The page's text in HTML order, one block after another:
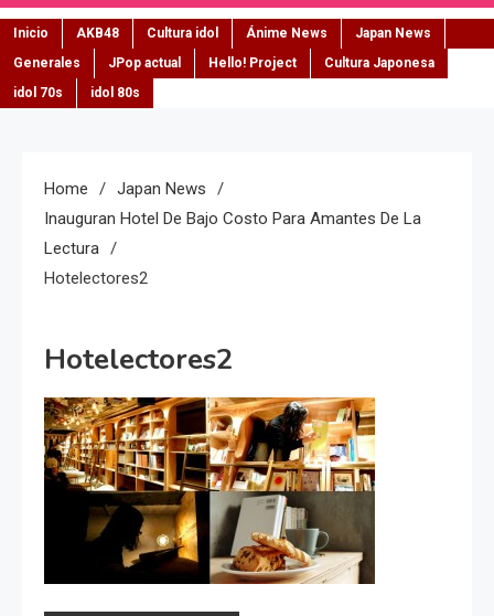
Inicio AKB48 Cultura idol Ánime News
Japan News
Generales
JPop actual Hello! Project
Cultura Japonesa
idol 70s
idol 80s
Home
Japan News
Inauguran Hotel De Bajo Costo Para Amantes De La
Lectura
Hotelectores2
Hotelectores2